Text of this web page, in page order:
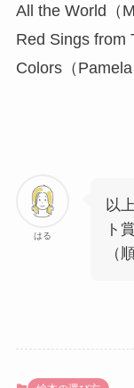
All the World（
Red Sings from
Colors（Pamela
はる
以
ト
（